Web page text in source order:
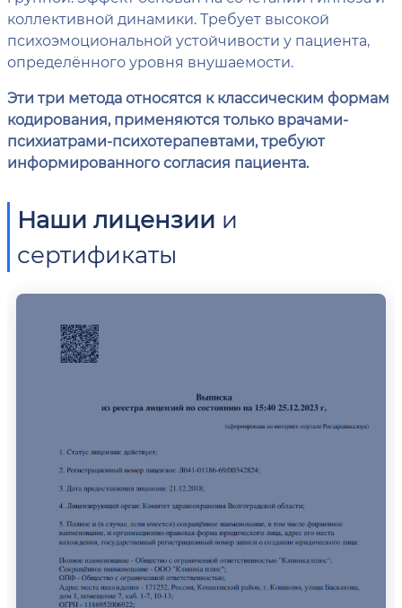
коллективной динамики. Требует высокой
психоэмоциональной устойчивости у пациента,
определённого уровня внушаемости.
Эти три метода относятся к классическим формам
кодирования, применяются только врачами-
психиатрами-психотерапевтами, требуют
информированного согласия пациента.
Наши лицензии и
сертификаты